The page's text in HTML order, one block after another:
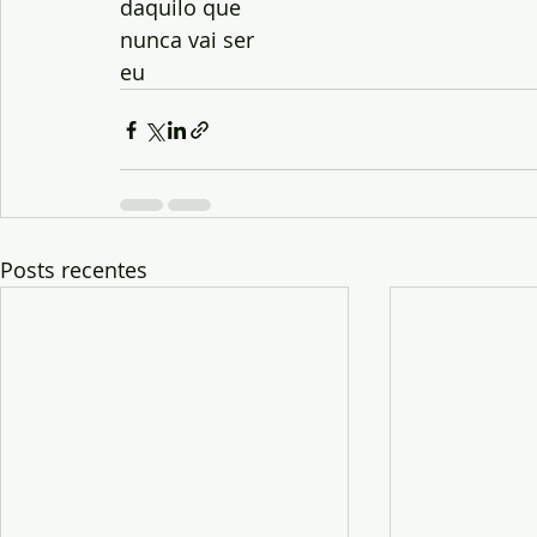
daquilo que
nunca vai ser
eu
Posts recentes